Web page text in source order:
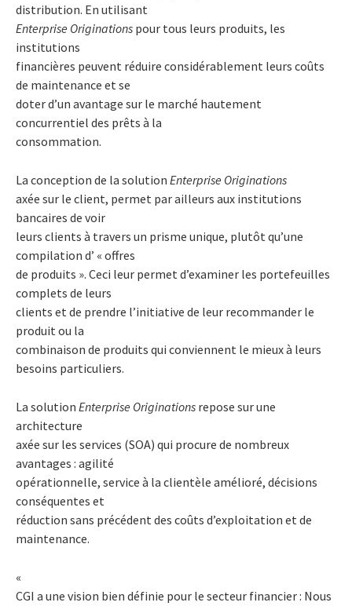
distribution. En utilisant
Enterprise Originations pour tous leurs produits, les
institutions
financières peuvent réduire considérablement leurs coûts
de maintenance et se
doter d’un avantage sur le marché hautement
concurrentiel des prêts à la
consommation.
La conception de la solution Enterprise Originations
axée sur le client, permet par ailleurs aux institutions
bancaires de voir
leurs clients à travers un prisme unique, plutôt qu’une
compilation d’ « offres
de produits ». Ceci leur permet d’examiner les portefeuilles
complets de leurs
clients et de prendre l’initiative de leur recommander le
produit ou la
combinaison de produits qui conviennent le mieux à leurs
besoins particuliers.
La solution Enterprise Originations repose sur une
architecture
axée sur les services (SOA) qui procure de nombreux
avantages : agilité
opérationnelle, service à la clientèle amélioré, décisions
conséquentes et
réduction sans précédent des coûts d’exploitation et de
maintenance.
«
CGI a une vision bien définie pour le secteur financier : Nous